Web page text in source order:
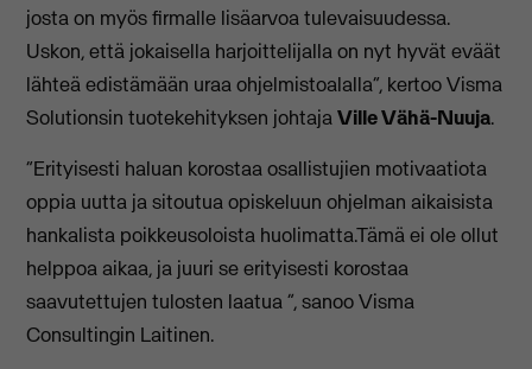
josta on myös firmalle lisäarvoa tulevaisuudessa.
Uskon, että jokaisella harjoittelijalla on nyt hyvät eväät
lähteä edistämään uraa ohjelmistoalalla“, kertoo Visma
Solutionsin tuotekehityksen johtajaVille Vähä-Nuuja.
“Erityisesti haluan korostaa osallistujien motivaatiota
oppia uutta ja sitoutua opiskeluun ohjelman aikaisista
hankalista poikkeusoloista huolimatta.Tämä ei ole ollut
helppoa aikaa, ja juuri se erityisesti korostaa
saavutettujen tulosten laatua ”, sanoo Visma
Consultingin Laitinen.